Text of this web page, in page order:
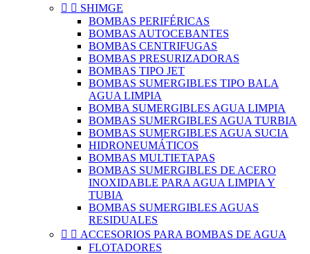
  SHIMGE
BOMBAS PERIFÉRICAS
BOMBAS AUTOCEBANTES
BOMBAS CENTRIFUGAS
BOMBAS PRESURIZADORAS
BOMBAS TIPO JET
BOMBAS SUMERGIBLES TIPO BALA
AGUA LIMPIA
BOMBA SUMERGIBLES AGUA LIMPIA
BOMBAS SUMERGIBLES AGUA TURBIA
BOMBAS SUMERGIBLES AGUA SUCIA
HIDRONEUMÁTICOS
BOMBAS MULTIETAPAS
BOMBAS SUMERGIBLES DE ACERO
INOXIDABLE PARA AGUA LIMPIA Y
TUBIA
BOMBAS SUMERGIBLES AGUAS
RESIDUALES
  ACCESORIOS PARA BOMBAS DE AGUA
FLOTADORES